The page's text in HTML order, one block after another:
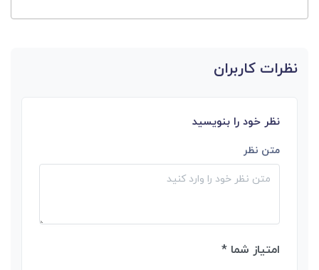
نظرات کاربران
نظر خود را بنویسید
متن نظر
امتیاز شما *